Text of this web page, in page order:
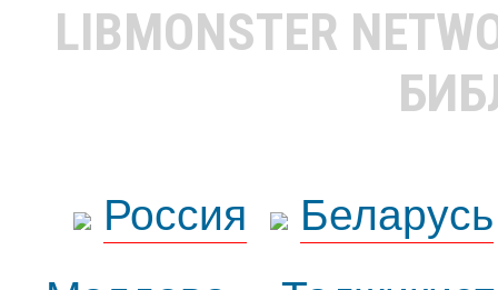
LIBMONSTER
Россия
Беларусь